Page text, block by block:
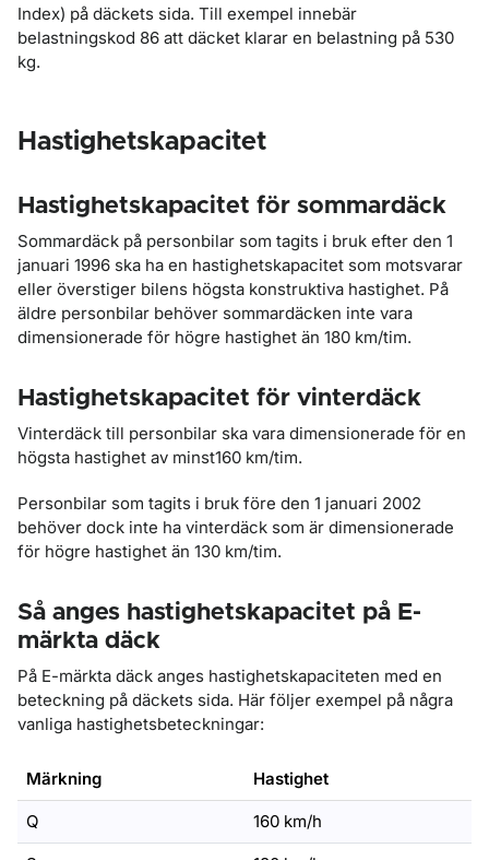
Index) på däckets sida. Till exempel innebär
belastningskod 86 att däcket klarar en belastning på 530
kg.
Hastighetskapacitet
Hastighetskapacitet för sommardäck
Sommardäck på personbilar som tagits i bruk efter den 1
januari 1996 ska ha en hastighetskapacitet som motsvarar
eller överstiger bilens högsta konstruktiva hastighet. På
äldre personbilar behöver sommardäcken inte vara
dimensionerade för högre hastighet än 180 km/tim.
Hastighetskapacitet för vinterdäck
Vinterdäck till personbilar ska vara dimensionerade för en
högsta hastighet av minst160 km/tim.
Personbilar som tagits i bruk före den 1 januari 2002
behöver dock inte ha vinterdäck som är dimensionerade
för högre hastighet än 130 km/tim.
Så anges hastighetskapacitet på E-
märkta däck
På E-märkta däck anges hastighetskapaciteten med en
beteckning på däckets sida. Här följer exempel på några
vanliga hastighetsbeteckningar:
Märkning Hastighet
Q 160 km/h